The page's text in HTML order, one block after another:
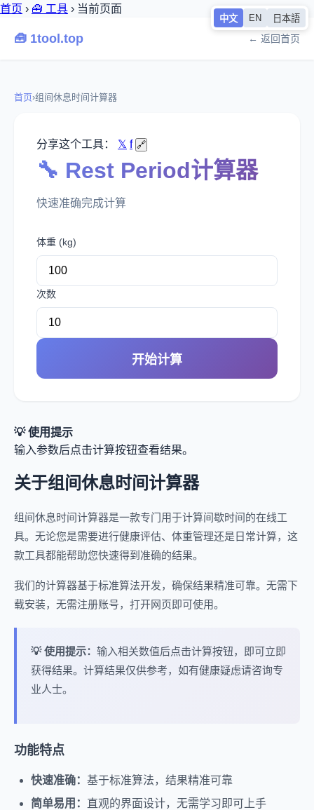
中文 EN 日本語
首页 › 🧰 工具 › 当前页面
🧰 1tool.top ← 返回首页
首页›组间休息时间计算器
分享这个工具： 𝕏 f 🔗
🔧 Rest Period计算器
快速准确完成计算
体重 (kg)
次数
开始计算
💡 使用提示
输入参数后点击计算按钮查看结果。
关于组间休息时间计算器
组间休息时间计算器是一款专门用于计算间歇时间的在线工
具。无论您是需要进行健康评估、体重管理还是日常计算，这
款工具都能帮助您快速得到准确的结果。
我们的计算器基于标准算法开发，确保结果精准可靠。无需下
载安装，无需注册账号，打开网页即可使用。
💡 使用提示： 输入相关数值后点击计算按钮，即可立即
获得结果。计算结果仅供参考，如有健康疑虑请咨询专
业人士。
功能特点
快速准确： 基于标准算法，结果精准可靠
简单易用： 直观的界面设计，无需学习即可上手